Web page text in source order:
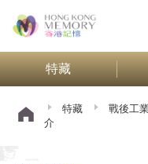
特藏
特藏 戰後工
介